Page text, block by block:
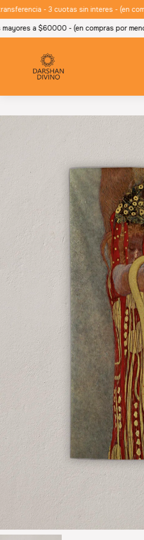
- 3 cuotas sin interes - (en
a $60000 - (en compras por menor)